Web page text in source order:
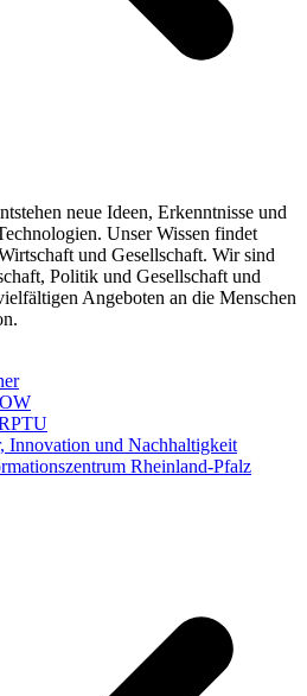
neue Ideen, Erkenntnisse und
Unser Wissen findet
und Gesellschaft. Wir sind
Politik und Gesellschaft und
Angeboten an die Menschen
Innovation und Nachhaltigkeit
Rheinland-Pfalz